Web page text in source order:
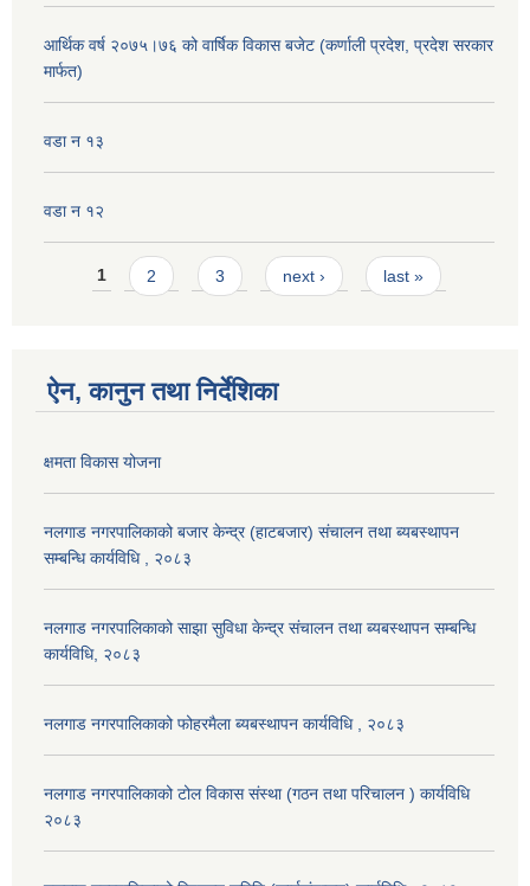
आर्थिक वर्ष २०७५।७६ को वार्षिक विकास बजेट (कर्णाली प्रदेश, प्रदेश सरकार
मार्फत)
वडा न १३
वडा न १२
Pages
1 2 3 next › last »
ऐन, कानुन तथा निर्देशिका
क्षमता विकास योजना
नलगाड नगरपालिकाको बजार केन्द्र (हाटबजार) संचालन तथा ब्यबस्थापन
सम्बन्धि कार्यविधि , २०८३
नलगाड नगरपालिकाको साझा सुविधा केन्द्र संचालन तथा ब्यबस्थापन सम्बन्धि
कार्यविधि, २०८३
नलगाड नगरपालिकाको फोहरमैला ब्यबस्थापन कार्यविधि , २०८३
नलगाड नगरपालिकाको टोल विकास संस्था (गठन तथा परिचालन ) कार्यविधि
२०८३